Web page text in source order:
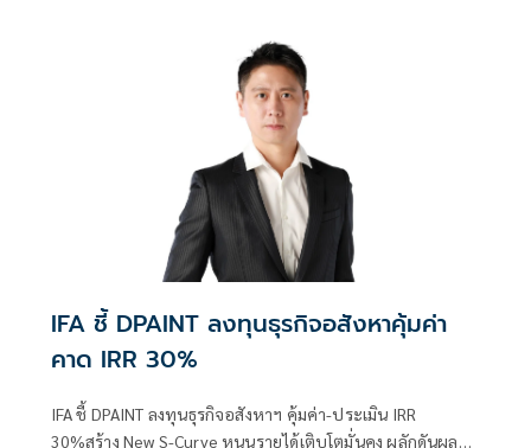
ประสานสถานทูตแจ้งครอบครัวแล้ว
IFA ชี้ DPAINT ลงทุนธุรกิจอสังหาคุ้มค่า
คาด IRR 30%
IFA ชี้ DPAINT ลงทุนธุรกิจอสังหาฯ คุ้มค่า-ประเมิน IRR
30%สร้าง New S-Curve หนุนรายได้เติบโตมั่นคง ผลักดันผล